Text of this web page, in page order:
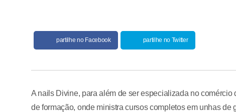
partilhe no Facebook partilhe no Twitter
A nails Divine, para além de ser especializada no
de formação, onde ministra cursos completos em unhas